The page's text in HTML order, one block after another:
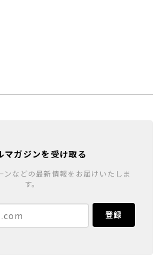
マガジンを受け取る
ンなどの最新情報をお届けいたしま
す。
登録